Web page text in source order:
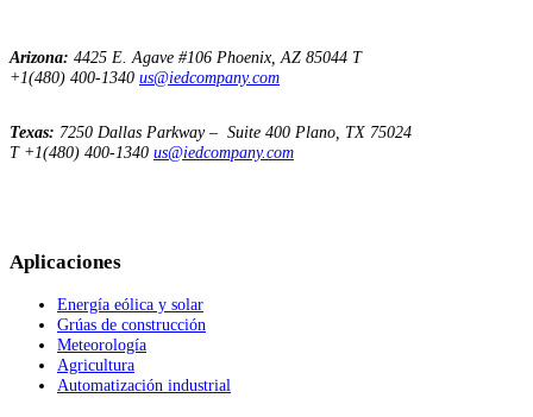
Arizona: 4425 E. Agave #106 Phoenix, AZ 85044 T
+1(480) 400-1340 us@iedcompany.com
Texas: 7250 Dallas Parkway – Suite 400 Plano, TX 75024
T +1(480) 400-1340 us@iedcompany.com
Aplicaciones
Energía eólica y solar
Grúas de construcción
Meteorología
Agricultura
Automatización industrial